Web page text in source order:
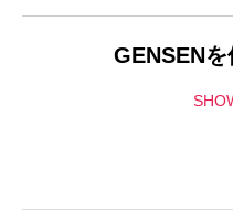
やか様
GENSEN